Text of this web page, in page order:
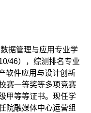
据管理与应用专业学
46），综测排名专业
软件应用与设计创新
赛一等奖等多项竞赛
甲等等证书。现任学
院融媒体中心运营组